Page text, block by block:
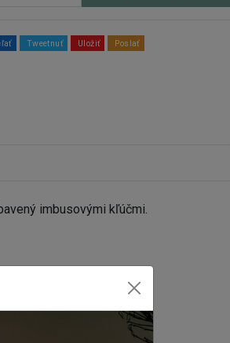
Tweetnuť Uložiť Poslať
imbusovými kľúčmi.